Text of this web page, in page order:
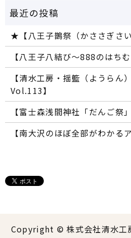
★【八王子鵲祭（かささぎさい
【八王子八結び～888のはちむ
【清水工房・揺籃（ようら
Vol.113】
【富士森浅間神社「だんご祭」
【南大沢のほぼ全部がわかる
Copyright © 株式会社清水工